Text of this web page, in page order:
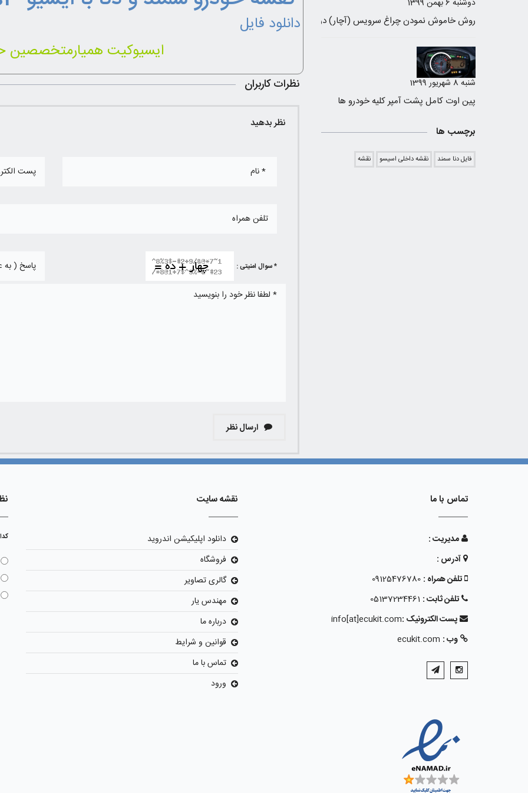
دوشنبه 6 بهمن 1399
شنبه 8 شهریور 1399
پین اوت کامل پشت آمپر کلیه خودرو ها
برچسب ها
فایل دنا سمند نقشه داخلی اسیسو نقشه
دانلود فایل
ایسیوکیت همیارمتخصصین
نظرات کاربران
نظر بدهید
* سوال امنیتی :
ارسال نظر
تماس با ما
مدیریت :
آدرس :
تلفن همراه : 09125476780
تلفن ثابت : 05137234461
پست الکترونیک :info[at]ecukit.com
وب : ecukit.com
نقشه سایت
دانلود اپلیکیشن اندروید
فروشگاه
گالری تصاویر
مهندس یار
درباره ما
قوانین و شرایط
تماس با ما
ورود